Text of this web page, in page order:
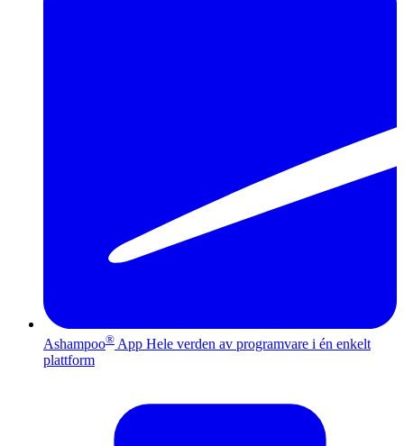
Ashampoo® App Hele verden av programvare i én enkelt
plattform